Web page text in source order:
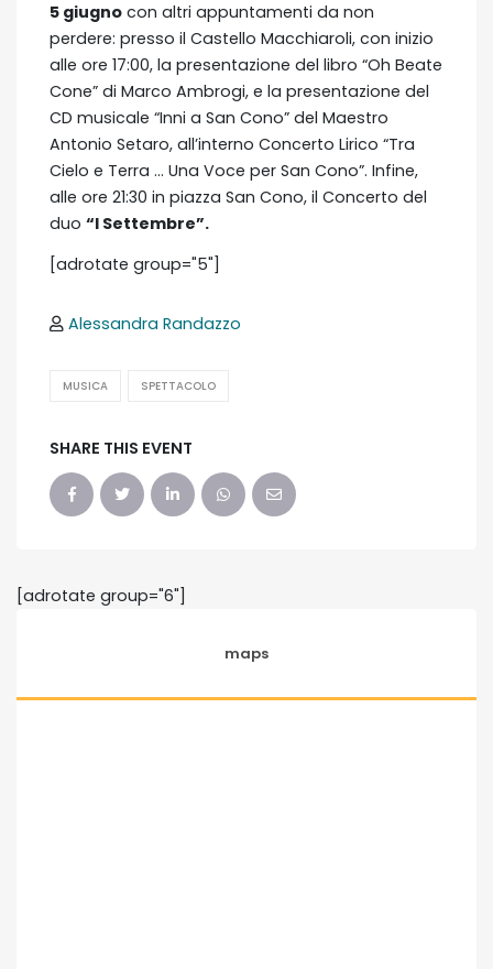
5 giugno con altri appuntamenti da non
perdere: presso il Castello Macchiaroli, con inizio
alle ore 17:00, la presentazione del libro “Oh Beate
Cone” di Marco Ambrogi, e la presentazione del
CD musicale “Inni a San Cono” del Maestro
Antonio Setaro, all’interno Concerto Lirico “Tra
Cielo e Terra … Una Voce per San Cono”. Infine,
alle ore 21:30 in piazza San Cono, il Concerto del
duo “I Settembre”.
[adrotate group="5"]
Alessandra Randazzo
MUSICA SPETTACOLO
SHARE THIS EVENT
[adrotate group="6"]
maps